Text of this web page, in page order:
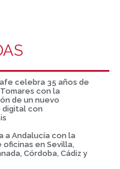
celebra 35 años de
con la
de un nuevo
digital con
a Andalucía con la
oficinas en Sevilla,
Córdoba, Cádiz y